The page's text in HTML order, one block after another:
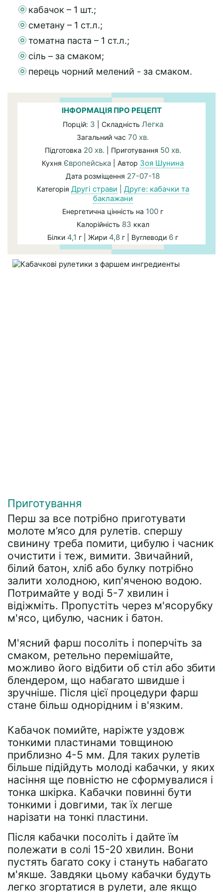
кабачок – 1 шт.;
сметану – 1 ст.л.;
томатна паста – 1 ст.л.;
сіль – за смаком;
перець чорний мелений - за смаком.
ІНФОРМАЦІЯ ПРО РЕЦЕПТ
Порцій: 3 | Складність Легка
Загальний час 70 хв.
Підготовка 20 хв. | Приготування 50 хв.
Кухня Європейська | Автор Зоя Шунина
Дата розміщення 27-07-18
Категорія Другі страви
Друге: кабачки та
баклажани
Енергетична цінність на 100 г
Калорійність 83 ккал
Білки 4,1 г | Жири 4,8 г | Вуглеводи 6 г
Приготування
Перш за все потрібно приготувати
молоте м’ясо для рулетів. спершу
свинину треба помити, цибулю і часник
очистити і теж, вимити. Звичайний,
білий батон, хліб або булку потрібно
залити холодною, кип'яченою водою.
Потримайте у воді 5-7 хвилин і
відіжміть. Пропустіть через м'ясорубку
м'ясо, цибулю, часник і батон.
М'ясний фарш посоліть і поперчіть за
смаком, ретельно перемішайте,
можливо його відбити об стіл або збити
блендером, що набагато швидше і
зручніше. Після цієї процедури фарш
стане більш однорідним і в'язким.
Кабачок помийте, наріжте уздовж
тонкими пластинами товщиною
приблизно 4-5 мм. Для таких рулетів
більше підійдуть молоді кабачки, у яких
насіння ще повністю не сформувалися і
тонка шкірка. Кабачки повинні бути
тонкими і довгими, так їх легше
нарізати на тонкі пластини.
Після кабачки посоліть і дайте їм
полежати в солі 15-20 хвилин. Вони
пустять багато соку і стануть набагато
м'якше. Завдяки цьому кабачки будуть
легко згортатися в рулети, але якщо